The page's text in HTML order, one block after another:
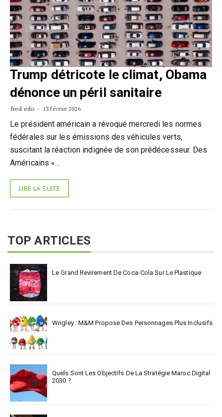
Trump détricote le climat, Obama
dénonce un péril sanitaire
fred edo 13 février 2026
Le président américain a révoqué mercredi les normes
fédérales sur les émissions des véhicules verts,
suscitant la réaction indignée de son prédécesseur. Des
Américains «…
LIRE LA SUITE
TOP ARTICLES
Le Grand Revirement De Coca-Cola Sur Le Plastique
Wrigley : M&M Propose Des Personnages Plus Inclusifs
Quels Sont Les Objectifs De La Stratégie Maroc Digital
2030 ?